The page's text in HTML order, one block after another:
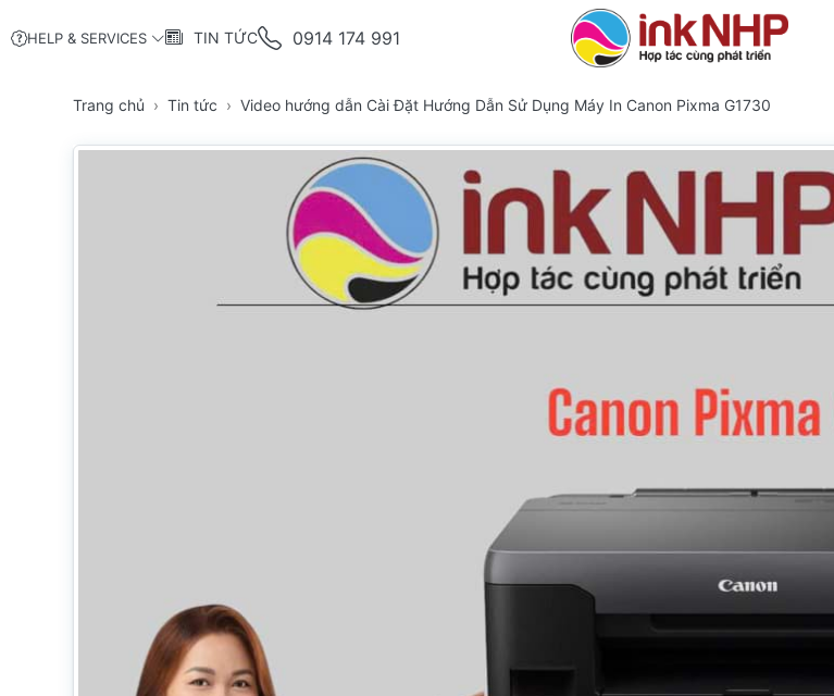
HELP & SERVICES TIN TỨC 0914 174 991
Trang chủ Tin tức Video hướng dẫn Cài Đặt Hướng Dẫn Sử Dụng Máy In Canon Pixma G1730